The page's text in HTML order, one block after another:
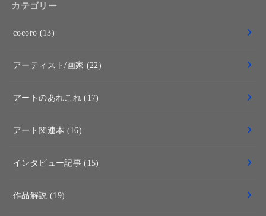
カテゴリー
cocoro (13)
アーティスト/画家 (22)
アートのあれこれ(17)
アート関連本 (16)
インタビュー記事(15)
作品解説 (19)